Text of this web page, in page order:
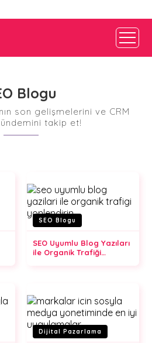
Blogu
son gelişmelerini ve CRM
takip et!
SEO Blogu
SEO Uyumlu Blog Yazıları
ile Organik Trafiği
Dijital Pazarlama